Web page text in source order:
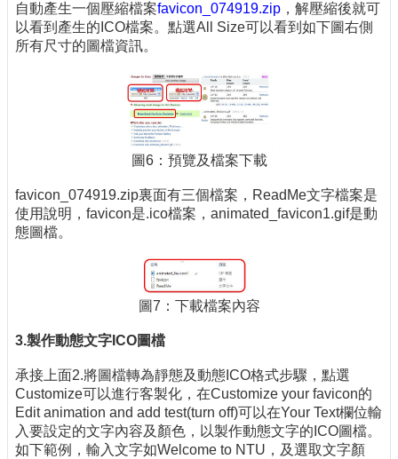
自動產生一個壓縮檔案favicon_074919.zip ，解壓縮後就可
以看到產生的ICO檔案。點選All Size可以看到如下圖右側
所有尺寸的圖檔資訊。
圖6：預覽及檔案下載
favicon_074919.zip裏面有三個檔案，ReadMe文字檔案是
使用說明，favicon是.ico檔案，animated_favicon1.gif是動
態圖檔。
圖7：下載檔案內容
3.製作動態文字 ICO圖檔
承接上面2.將圖檔轉為靜態及動態ICO格式步驟，點選
Customize可以進行客製化，在Customize your favicon的
Edit animation and add test(turn off)可以在Your Text欄位輸
入要設定的文字內容及顏色，以製作動態文字的ICO圖檔。
如下範例，輸入文字如Welcome to NTU，及選取文字顏